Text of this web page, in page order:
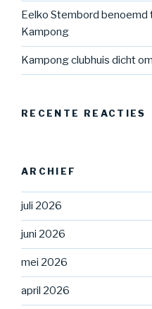
Eelko Stembord benoemd
Kampong
Kampong clubhuis dicht
RECENTE REACTIES
ARCHIEF
juli 2026
juni 2026
mei 2026
april 2026